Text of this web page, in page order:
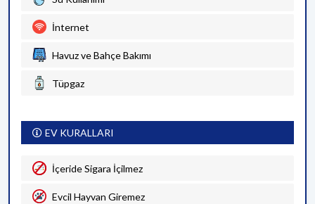
İnternet
Havuz ve Bahçe Bakımı
Tüpgaz
EV KURALLARI
İçeride Sigara İçilmez
Evcil Hayvan Giremez